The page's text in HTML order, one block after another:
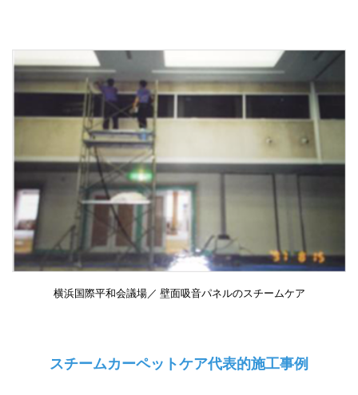
横浜国際平和会議場／ 壁面吸音パネルのスチームケア
スチームカーペットケア代表的施工事例